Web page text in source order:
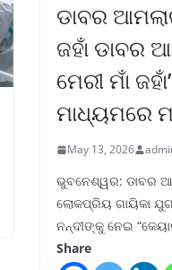
ଡାବର
ଜହାଁ ଡାବର
ମେରୀ ମାଁ
ମାଧ୍ୟମରେ
May 13, 2026
ଭୁବନେଶ୍ୱର: ଡାବର
ଲୋକପ୍ରିୟ ଗାୟିକା
ନନ୍ଦୀଙ୍କୁ ନେଇ
Share